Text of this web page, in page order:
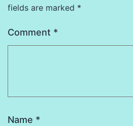
fields are marked *
Comment *
Name *